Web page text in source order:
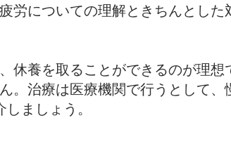
労についての理解ときちんとし
休養を取ることができるのが理
。治療は医療機関で行うとして
ましょう。